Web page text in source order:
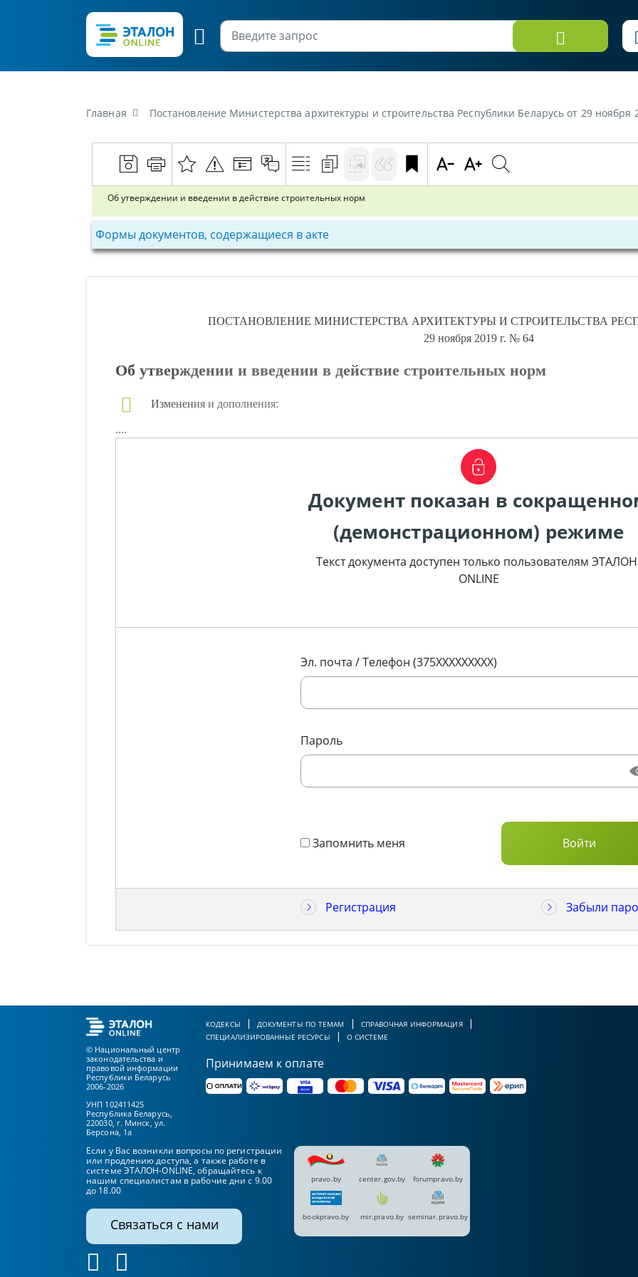
Главная Постановление Министерства архитектуры и строительства Республики Беларусь от 29 ноября 2019 г. №64 «Об
Об утверждении и введении в действие строительных норм
Формы документов, содержащиеся в акте
ПОСТАНОВЛЕНИЕ МИНИСТЕРСТВА АРХИТЕКТУРЫ И СТРОИТЕЛЬСТВА
29 ноября 2019 г. № 64
Об утверждении и введении в действие строительных норм
Изменения и дополнения:
....
Документ показан в
(демонстрационном) режиме
Текст документа доступен только пользователям
ONLINE
Эл. почта / Телефон (375XXXXXXXXX)
Пароль
Запомнить меня
Регистрация Забыли
© Национальный центр
законодательства и
правовой информации
Республики Беларусь
2006-2026
УНП 102411425
Республика Беларусь,
220030, г. Минск, ул.
Берсона, 1а
КОДЕКСЫ ДОКУМЕНТЫ ПО ТЕМАМ
СПРАВОЧНАЯ ИНФОРМАЦИЯ
СПЕЦИАЛИЗИРОВАННЫЕ РЕСУРСЫ
О СИСТЕМЕ
Принимаем к оплате
Если у Вас возникли вопросы по регистрации
или продлению доступа, а также работе в
системе ЭТАЛОН-ONLINE, обращайтесь к
нашим специалистам в рабочие дни с 9.00
до 18.00
Связаться с нами
pravo.by center.gov.by forumpravo.by
bookpravo.by mir.pravo.by seminar.pravo.by